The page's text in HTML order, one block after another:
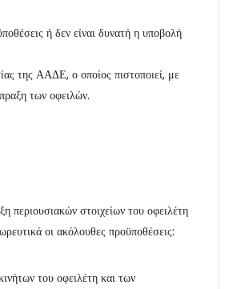
ή δεν είναι δυνατή η υποβολή
της ΑΑΔΕ, ο οποίος πιστοποιεί, με
των οφειλών.
περιουσιακών στοιχείων του οφειλέτη
οι ακόλουθες προϋποθέσεις:
του οφειλέτη και των